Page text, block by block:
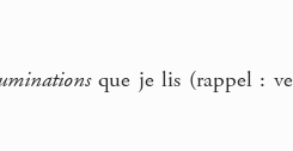
que je lis (rappel :